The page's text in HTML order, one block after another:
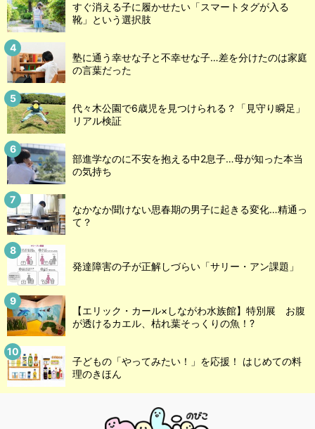
すぐ消える子に履かせたい「スマートタグが入る
靴」という選択肢
塾に通う幸せな子と不幸せな子…差を分けたのは家庭
の言葉だった
代々木公園で6歳児を見つけられる？「見守り瞬足」
リアル検証
部進学なのに不安を抱える中2息子…母が知った本当
の気持ち
なかなか聞けない思春期の男子に起きる変化…精通っ
て？
発達障害の子が正解しづらい「サリー・アン課題」
【エリック・カール×しながわ水族館】特別展 お腹
が透けるカエル、枯れ葉そっくりの魚！?
子どもの「やってみたい！」を応援！ はじめての料
理のきほん